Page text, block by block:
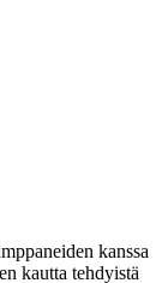
kanssa
kautta tehdyistä